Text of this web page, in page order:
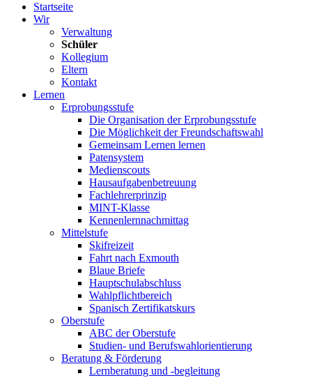
Startseite
Wir
Verwaltung
Schüler
Kollegium
Eltern
Kontakt
Lernen
Erprobungsstufe
Die Organisation der Erprobungsstufe
Die Möglichkeit der Freundschaftswahl
Gemeinsam Lernen lernen
Patensystem
Medienscouts
Hausaufgabenbetreuung
Fachlehrerprinzip
MINT-Klasse
Kennenlernnachmittag
Mittelstufe
Skifreizeit
Fahrt nach Exmouth
Blaue Briefe
Hauptschulabschluss
Wahlpflichtbereich
Spanisch Zertifikatskurs
Oberstufe
ABC der Oberstufe
Studien- und Berufswahlorientierung
Beratung & Förderung
Lernberatung und -begleitung